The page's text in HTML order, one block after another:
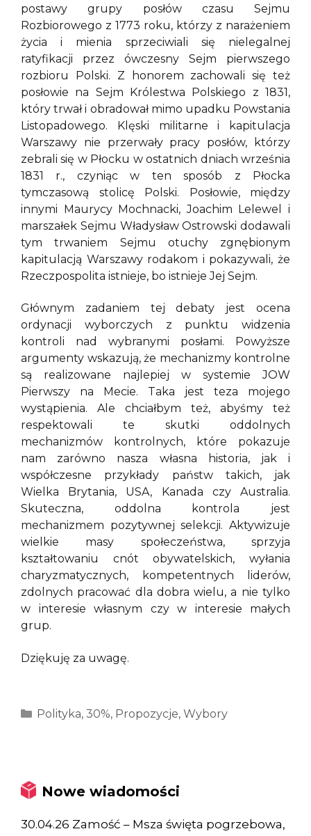
postawy grupy posłów czasu Sejmu
Rozbiorowego z 1773 roku, którzy z narażeniem
życia i mienia sprzeciwiali się nielegalnej
ratyfikacji przez ówczesny Sejm pierwszego
rozbioru Polski. Z honorem zachowali się też
posłowie na Sejm Królestwa Polskiego z 1831,
który trwał i obradował mimo upadku Powstania
Listopadowego. Klęski militarne i kapitulacja
Warszawy nie przerwały pracy posłów, którzy
zebrali się w Płocku w ostatnich dniach września
1831 r., czyniąc w ten sposób z Płocka
tymczasową stolicę Polski. Posłowie, między
innymi Maurycy Mochnacki, Joachim Lelewel i
marszałek Sejmu Władysław Ostrowski dodawali
tym trwaniem Sejmu otuchy zgnębionym
kapitulacją Warszawy rodakom i pokazywali, że
Rzeczpospolita istnieje, bo istnieje Jej Sejm.
Głównym zadaniem tej debaty jest ocena
ordynacji wyborczych z punktu widzenia
kontroli nad wybranymi posłami. Powyższe
argumenty wskazują, że mechanizmy kontrolne
są realizowane najlepiej w systemie JOW
Pierwszy na Mecie. Taka jest teza mojego
wystąpienia. Ale chciałbym też, abyśmy też
respektowali te skutki oddolnych
mechanizmów kontrolnych, które pokazuje
nam zarówno nasza własna historia, jak i
współczesne przykłady państw takich, jak
Wielka Brytania, USA, Kanada czy Australia.
Skuteczna, oddolna kontrola jest
mechanizmem pozytywnej selekcji. Aktywizuje
wielkie masy społeczeństwa, sprzyja
kształtowaniu cnót obywatelskich, wyłania
charyzmatycznych, kompetentnych liderów,
zdolnych pracować dla dobra wielu, a nie tylko
w interesie własnym czy w interesie małych
grup.
Dziękuję za uwagę.
Kategorie
Polityka, 30%, Propozycje, Wybory
Nowe wiadomości
30.04.26 Zamość – Msza święta pogrzebowa,